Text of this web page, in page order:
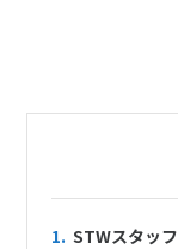
1. STWスタッ